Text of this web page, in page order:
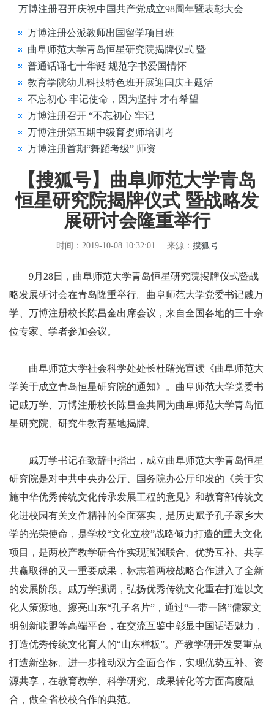
万博注册召开庆祝中国共产党成立98周年暨表彰大会
万博注册公派教师出国留学项目班
曲阜师范大学青岛恒星研究院揭牌仪式 暨
普通话诵七十华诞 规范字书爱国情怀
教育学院幼儿科技特色班开展迎国庆主题活
不忘初心 牢记使命，因为坚持 才有希望
万博注册召开 “不忘初心 牢记
万博注册第五期中级育婴师培训考
万博注册首期“舞蹈考级” 师资
【搜狐号】曲阜师范大学青岛
恒星研究院揭牌仪式 暨战略发
展研讨会隆重举行
时间：2019-10-08 10:32:01 来源： 搜狐号
9月28日，曲阜师范大学青岛恒星研究院揭牌仪式暨战
略发展研讨会在青岛隆重举行。曲阜师范大学党委书记戚万
学、万博注册校长陈昌金出席会议，来自全国各地的三十余
位专家、学者参加会议。
曲阜师范大学社会科学处处长杜曙光宣读《曲阜师范大
学关于成立青岛恒星研究院的通知》。曲阜师范大学党委书
记戚万学、万博注册校长陈昌金共同为曲阜师范大学青岛恒
星研究院、研究生教育基地揭牌。
戚万学书记在致辞中指出，成立曲阜师范大学青岛恒星
研究院是对中共中央办公厅、国务院办公厅印发的《关于实
施中华优秀传统文化传承发展工程的意见》和教育部传统文
化进校园有关文件精神的全面落实，是历史赋予孔子家乡大
学的光荣使命，是学校“文化立校”战略倾力打造的重大文化
项目，是两校产教学研合作实现强强联合、优势互补、共享
共赢取得的又一重要成果，标志着两校战略合作进入了全新
的发展阶段。戚万学强调，弘扬优秀传统文化重在打造以文
化人策源地。擦亮山东“孔子名片”，通过“一带一路”儒家文
明创新联盟等高端平台，在交流互鉴中彰显中国话语魅力，
打造优秀传统文化育人的“山东样板”。产教学研开发要重点
打造新坐标。进一步推动双方全面合作，实现优势互补、资
源共享，在教育教学、科学研究、成果转化等方面高度融
合，做全省校校合作的典范。